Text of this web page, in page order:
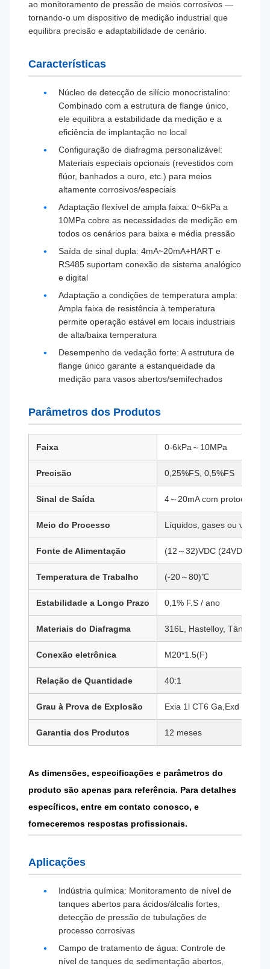
ao monitoramento de pressão de meios corrosivos —
tornando-o um dispositivo de medição industrial que
equilibra precisão e adaptabilidade de cenário.
Características
Núcleo de detecção de silício monocristalino:
Combinado com a estrutura de flange único,
ele equilibra a estabilidade da medição e a
eficiência de implantação no local
Configuração de diafragma personalizável:
Materiais especiais opcionais (revestidos com
flúor, banhados a ouro, etc.) para meios
altamente corrosivos/especiais
Adaptação flexível de ampla faixa: 0~6kPa a
10MPa cobre as necessidades de medição em
todos os cenários para baixa e média pressão
Saída de sinal dupla: 4mA~20mA+HART e
RS485 suportam conexão de sistema analógico
e digital
Adaptação a condições de temperatura ampla:
Ampla faixa de resistência à temperatura
permite operação estável em locais industriais
de alta/baixa temperatura
Desempenho de vedação forte: A estrutura de
flange único garante a estanqueidade da
medição para vasos abertos/semifechados
Parâmetros dos Produtos
Faixa 0-6kPa～10MPa
Precisão 0,25%FS, 0,5%FS
Sinal de Saída 4～20mA com protocolo
Meio do Processo Líquidos, gases ou vapor
Fonte de Alimentação (12～32)VDC (24VDC
Temperatura de Trabalho (-20～80)℃
Estabilidade a Longo Prazo 0,1% F.S / ano
Materiais do Diafragma 316L, Hastelloy, Tântalo,
Conexão eletrônica M20*1.5(F)
Relação de Quantidade 40:1
Grau à Prova de Explosão Exia 1l CT6 Ga,Exd ll CT6
Garantia dos Produtos 12 meses
As dimensões, especificações e parâmetros do
produto são apenas para referência. Para detalhes
específicos, entre em contato conosco, e
forneceremos respostas profissionais.
Aplicações
Indústria química: Monitoramento de nível de
tanques abertos para ácidos/álcalis fortes,
detecção de pressão de tubulações de
processo corrosivas
Campo de tratamento de água: Controle de
nível de tanques de sedimentação abertos,